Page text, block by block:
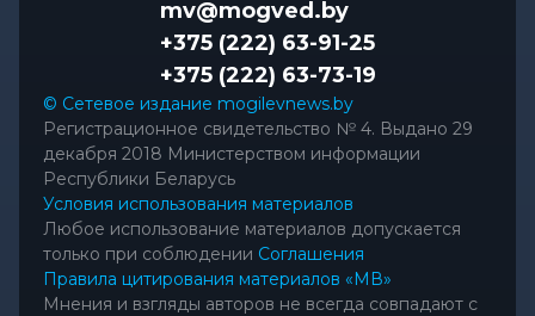
mv@mogved.by
+375 (222) 63-91-25
+375 (222) 63-73-19
© Сетевое издание mogilevnews.by
Регистрационное свидетельство № 4. Выдано 29
декабря 2018 Министерством информации
Республики Беларусь
Условия использования материалов
Любое использование материалов допускается
только при соблюдении Соглашения
Правила цитирования материалов «МВ»
Мнения и взгляды авторов не всегда совпадают с